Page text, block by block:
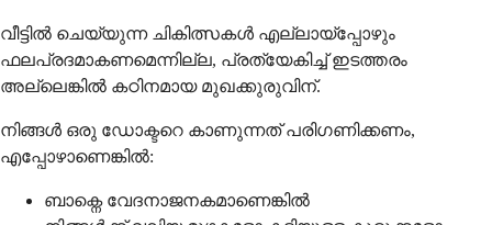
വീട്ടിൽ ചെയ്യുന്ന ചികിത്സകൾ എല്ലായ്പ്പോഴും
ഫലപ്രദമാകണമെന്നില്ല, പ്രത്യേകിച്ച് ഇടത്തരം
അല്ലെങ്കിൽ കഠിനമായ മുഖക്കുരുവിന്.
നിങ്ങൾ ഒരു ഡോക്ടറെ കാണുന്നത് പരിഗണിക്കണം,
എപ്പോഴാണെങ്കിൽ:
ബാക്നെ വേദനാജനകമാണെങ്കിൽ